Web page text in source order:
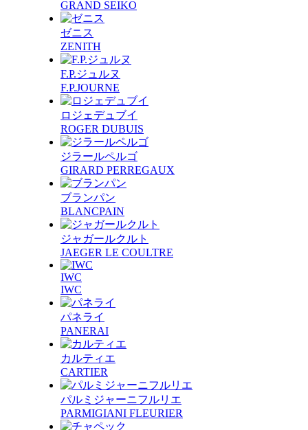
GRAND SEIKO
ゼニス
ZENITH
F.P.ジュルヌ
F.P.JOURNE
ロジェデュブイ
ROGER DUBUIS
ジラールペルゴ
GIRARD PERREGAUX
ブランパン
BLANCPAIN
ジャガールクルト
JAEGER LE COULTRE
IWC
IWC
パネライ
PANERAI
カルティエ
CARTIER
パルミジャーニフルリエ
PARMIGIANI FLEURIER